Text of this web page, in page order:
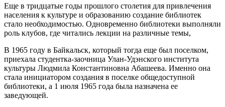
Еще в тридцатые годы прошлого столетия для привлечения
населения к культуре и образованию создание библиотек
стало необходимостью. Одновременно библиотеки выполняли
роль клубов, где читались лекции на различные темы,
В 1965 году в Байкальск, который тогда еще был поселком,
приехала студентка-заочница Улан-Удэнского института
культуры Людмила Константиновна Абашеева. Именно она
стала инициатором создания в поселке общедоступной
библиотеки, а 1 июля 1965 года была назначена ее
заведующей.